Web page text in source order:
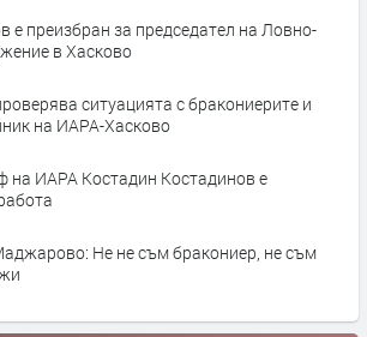
е преизбран за председател на Ловно-
в Хасково
ситуацията с бракониерите и
на ИАРА-Хасково
на ИАРА Костадин Костадинов е
Не не съм бракониер, не съм